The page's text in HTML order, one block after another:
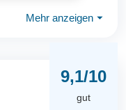
Mehr anzeigen ⏷
9,1/10
gut